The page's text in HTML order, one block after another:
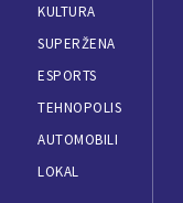
KULTURA
SUPERŽENA
ESPORTS
TEHNOPOLIS
AUTOMOBILI
LOKAL